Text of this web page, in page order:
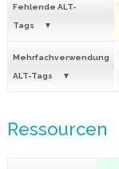
Fehlende ALT-
Tags
Mehrfachverwendung
ALT-Tags
Ressourcen